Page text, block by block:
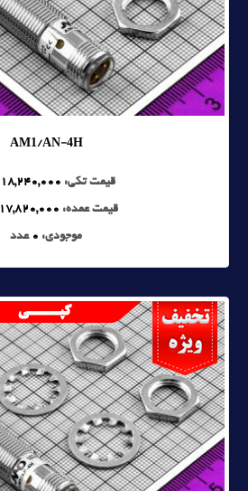
AM1/AN-4H
قیمت تکی: 18,240,000
قیمت عمده: 17,820,000
موجودی: 0 عدد